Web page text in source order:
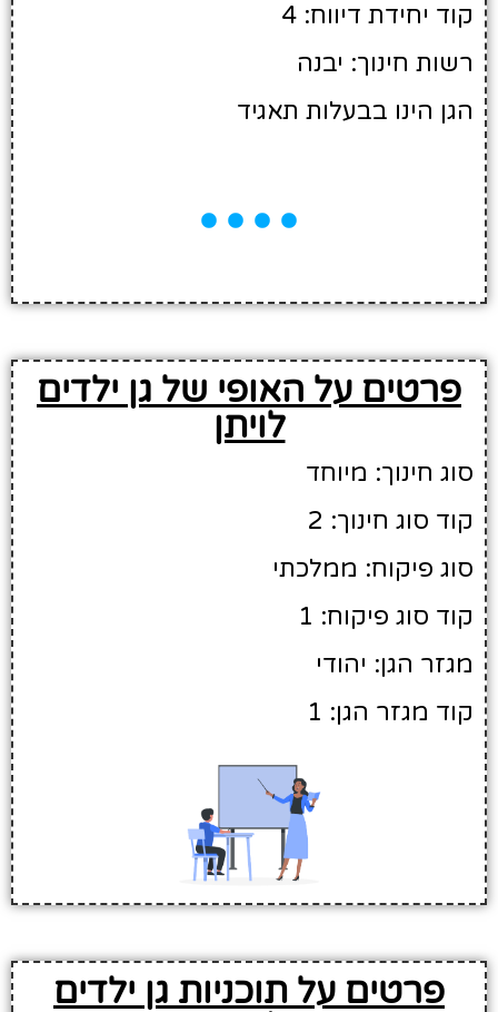
קוד יחידת דיווח: 4
רשות חינוך: יבנה
הגן הינו בבעלות תאגיד
פרטים על האופי של גן ילדים
לויתן
סוג חינוך: מיוחד
קוד סוג חינוך: 2
סוג פיקוח: ממלכתי
קוד סוג פיקוח: 1
מגזר הגן: יהודי
קוד מגזר הגן: 1
פרטים על תוכניות גן ילדים